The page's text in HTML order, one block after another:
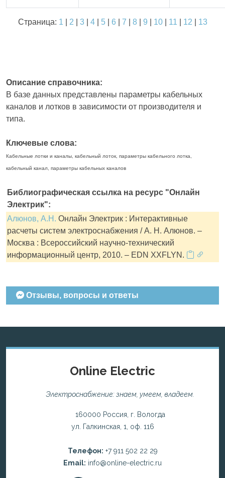
Страница: 1 2 3| 4| 5| 6 7 8| 9 10| 11 12 13
Описание справочника:
В базе данных представлены параметры кабельных
каналов и лотков в зависимости от производителя и
типа.
Ключевые слова:
Кабельные лотки и каналы, кабельный лоток, параметры кабельного лотка,
кабельный канал, параметры кабельных каналов
Библиографическая ссылка на ресурс "Онлайн
Электрик":
Алюнов, А.Н. Онлайн Электрик : Интерактивные
расчеты систем электроснабжения / А. Н. Алюнов. –
Москва : Всероссийский научно-технический
информационный центр, 2010. – EDN XXFLYN.
Отзывы, вопросы и ответы
Online Electric
Электроснабжение: знаем, умеем, владеем.
160000 Россия, г. Вологда
ул. Галкинская, 1, оф. 116
Телефон: +7 911 502 22 29
Email: info@online-electric.ru